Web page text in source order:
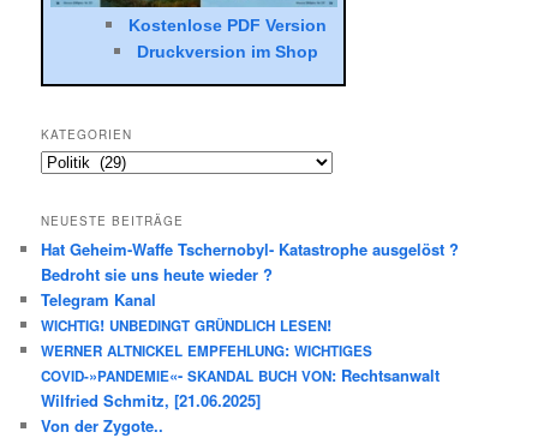
Kostenlose PDF Version
Druck­ver­sion im Shop
KATEGORIEN
Kategorien
NEUESTE BEITRÄGE
Hat Geheim-Waffe Tschernobyl- Katastrophe ausgelöst ?
Bedroht sie uns heute wieder ?
Telegram Kanal
WICHTIG!UNBEDINGT GRÜNDLICH LESEN!
WERNER ALTNICKEL EMPFEHLUNG:WICHTIGES
COVID-»PANDEMIE«-SKANDAL BUCH VON: Rechtsanwalt
Wilfried Schmitz, [21.06.2025]
Von der Zygote..